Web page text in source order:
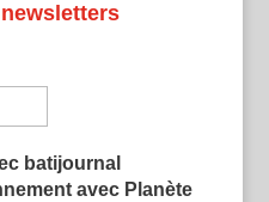
batijournal
avec Planète